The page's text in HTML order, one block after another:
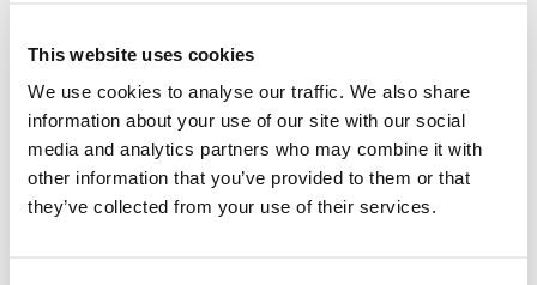
This website uses cookies
We use cookies to analyse our traffic. We also share
information about your use of our site with our social
media and analytics partners who may combine it with
other information that you’ve provided to them or that
they’ve collected from your use of their services.
semaine, développent des compétences multiples dans
un environnement amusant et décontracté. Bien que les
professeurs soient bilingues, les activités sont proposées
en anglais. A la fin de chaque semaine, les participants se
produiront dans une courte pièce de théâtre.
Les enfants auront également l’occasion de participer aux